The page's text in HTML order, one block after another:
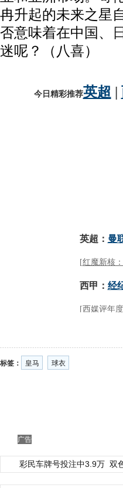
冉升起的未来之星
否意味着在中国、
迷呢？（八喜）
标签： 皇马 球衣
广告
彩民车牌号投注中3.9万 双